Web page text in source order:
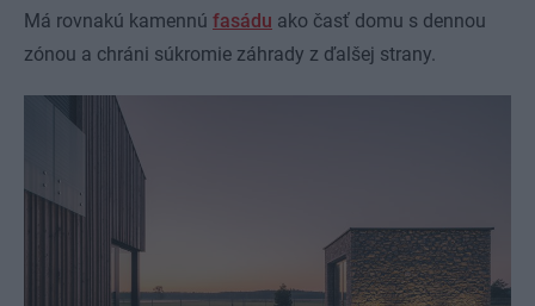
Má rovnakú kamennú fasádu ako časť domu s dennou
zónou a chráni súkromie záhrady z ďalšej strany.